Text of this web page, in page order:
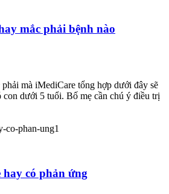
mắc phải bệnh nào
phải mà iMediCare tổng hợp dưới đây sẽ
con dưới 5 tuổi. Bố mẹ cần chú ý điều trị
có phản ứng